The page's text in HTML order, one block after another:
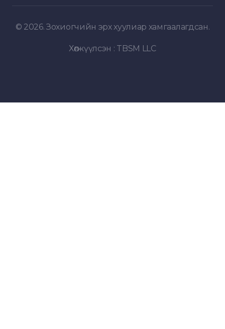
© 2026. Зохиогчийн эрх хуулиар хамгаалагдсан.
Хөгжүүлсэн : TBSM LLC